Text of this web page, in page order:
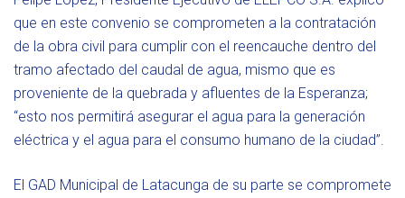
que en este convenio se comprometen a la contratación
de la obra civil para cumplir con el reencauche dentro del
tramo afectado del caudal de agua, mismo que es
proveniente de la quebrada y afluentes de la Esperanza;
“esto nos permitirá asegurar el agua para la generación
eléctrica y el agua para el consumo humano de la ciudad”.
El GAD Municipal de Latacunga de su parte se compromete